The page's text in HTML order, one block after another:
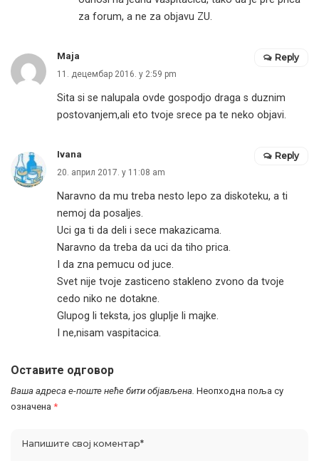
za forum, a ne za objavu ZU.
Maja
11. децембар 2016. у 2:59 pm
Sita si se nalupala ovde gospodjo draga s duznim
postovanjem,ali eto tvoje srece pa te neko objavi.
Reply
Ivana
20. април 2017. у 11:08 am
Naravno da mu treba nesto lepo za diskoteku, a ti
nemoj da posaljes.
Uci ga ti da deli i sece makazicama.
Naravno da treba da uci da tiho prica.
I da zna pemucu od juce.
Svet nije tvoje zasticeno stakleno zvono da tvoje
cedo niko ne dotakne.
Glupog li teksta, jos gluplje li majke.
I ne,nisam vaspitacica.
Reply
Оставите одговор
Ваша адреса е-поште неће бити објављена. Неопходна поља су
означена *